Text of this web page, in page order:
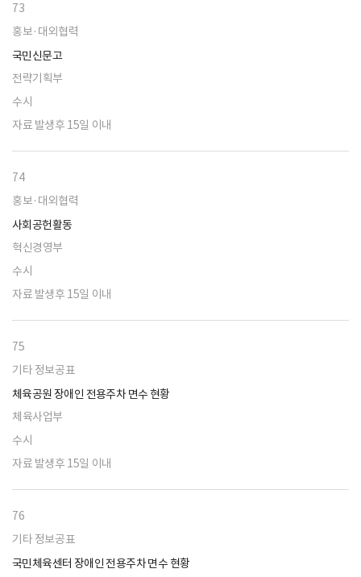
73
홍보·대외협력
국민신문고
전략기획부
수시
자료 발생후 15일 이내
74
홍보·대외협력
사회공헌활동
혁신경영부
수시
자료 발생후 15일 이내
75
기타 정보공표
체육공원 장애인 전용주차 면수 현황
체육사업부
수시
자료 발생후 15일 이내
76
기타 정보공표
국민체육센터 장애인 전용주차 면수 현황